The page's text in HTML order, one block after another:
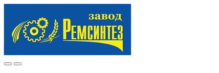
navigation
content